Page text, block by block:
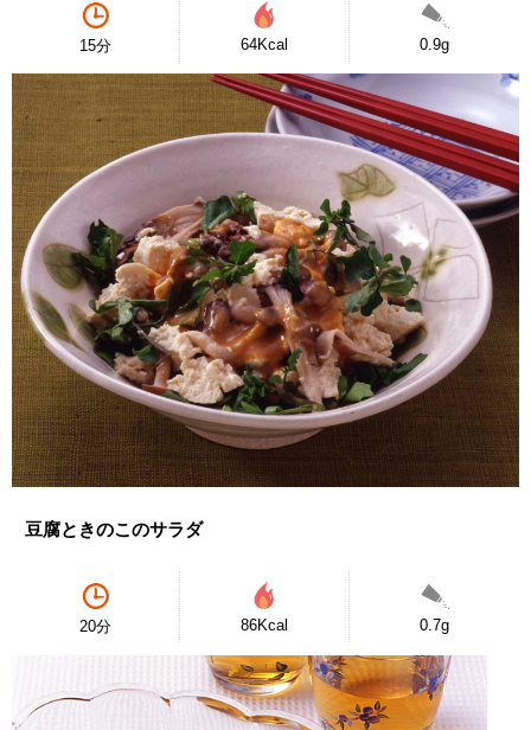
15分 64Kcal 0.9g
豆腐ときのこのサラダ
20分 86Kcal 0.7g